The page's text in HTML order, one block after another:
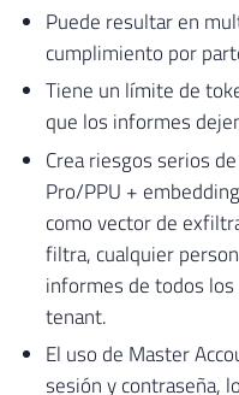
Puede resultar en
cumplimiento por
Tiene un límite de
que los informes
Crea riesgos serios
Pro/PPU +
como vector de
filtra, cualquier
informes de todos
tenant.
El uso de Master
sesión y contraseña,